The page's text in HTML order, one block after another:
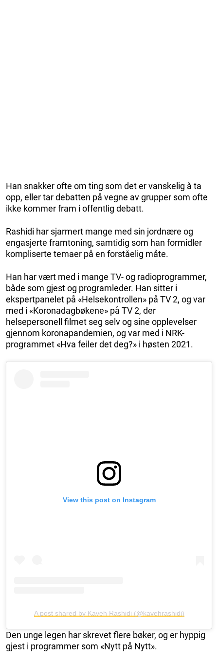
Han snakker ofte om ting som det er vanskelig å ta
opp, eller tar debatten på vegne av grupper som ofte
ikke kommer fram i offentlig debatt.
Rashidi har sjarmert mange med sin jordnære og
engasjerte framtoning, samtidig som han formidler
kompliserte temaer på en forståelig måte.
Han har vært med i mange TV- og radioprogrammer,
både som gjest og programleder. Han sitter i
ekspertpanelet på «Helsekontrollen» på TV 2, og var
med i «Koronadagbøkene» på TV 2, der
helsepersonell filmet seg selv og sine opplevelser
gjennom koronapandemien, og var med i NRK-
programmet «Hva feiler det deg?» i høsten 2021.
View this post on Instagram
A post shared by Kaveh Rashidi (@kavehrashidi)
Den unge legen har skrevet flere bøker, og er hyppig
gjest i programmer som «Nytt på Nytt».